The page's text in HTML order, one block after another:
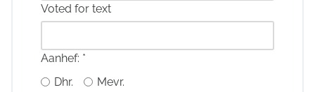
Voted for text
Aanhef: *
Dhr.
Mevr.